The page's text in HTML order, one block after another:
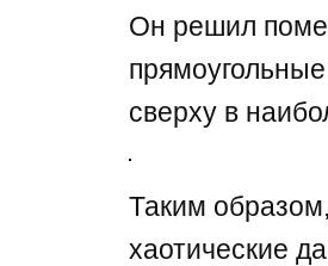
Он решил
сверху в
Таким
хаотические